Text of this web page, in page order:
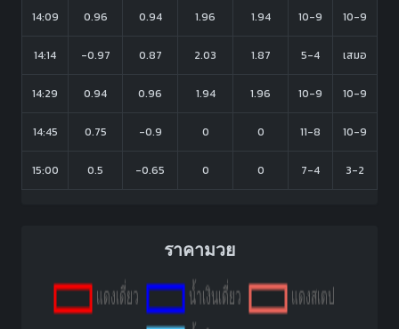
14:09 0.96 0.94 1.96 1.94 10-9 10-9
14:14 -0.97 0.87 2.03 1.87 5-4 เสมอ
14:29 0.94 0.96 1.94 1.96 10-9 10-9
14:45 0.75 -0.9 0 0 11-8 10-9
15:00 0.5 -0.65 0 0 7-4 3-2
ราคามวย